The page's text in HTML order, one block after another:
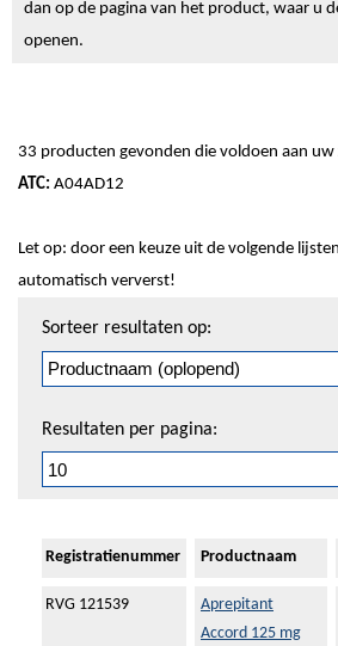
dan op de pagina van het product, waar u
openen.
33 producten gevonden die voldoen aan
ATC: A04AD12
Let op: door een keuze uit de volgende
automatisch ververst!
pagineren
Sorteer resultaten op:
Resultaten per pagina:
Registratienummer Productnaam
RVG 121539
Aprepitant
Accord 125 mg